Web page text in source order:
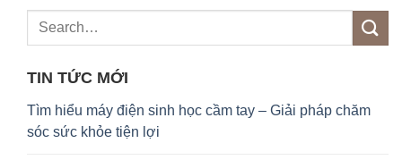
TIN TỨC MỚI
Tìm hiểu máy điện sinh học cầm tay – Giải pháp chăm
sóc sức khỏe tiện lợi